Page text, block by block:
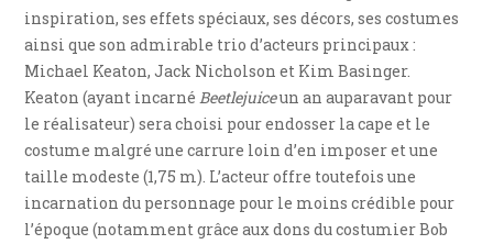
inspiration, ses effets spéciaux, ses décors, ses costumes
ainsi que son admirable trio d’acteurs principaux :
Michael Keaton, Jack Nicholson et Kim Basinger.
Keaton (ayant incarnéBeetlejuiceun an auparavant pour
le réalisateur) sera choisi pour endosser la cape et le
costume malgré une carrure loin d’en imposer et une
taille modeste (1,75 m). L’acteur offre toutefois une
incarnation du personnage pour le moins crédible pour
l’époque (notamment grâce aux dons du costumier Bob